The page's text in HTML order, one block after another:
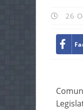
26